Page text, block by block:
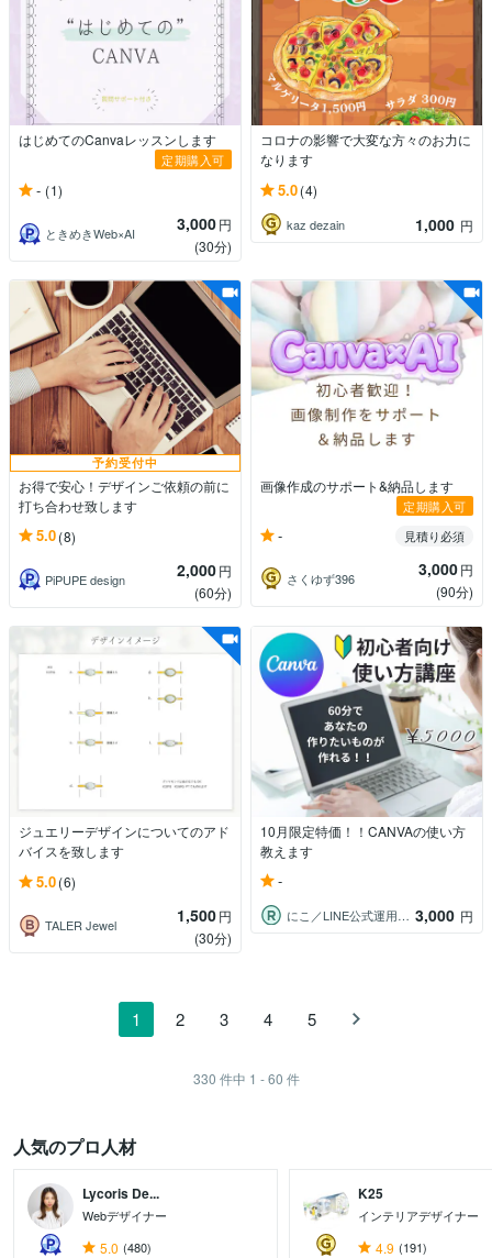
はじめてのCanvaレッスンします
定期購入可
- (1)
ときめきWeb×AI 3,000円
(30分)
コロナの影響で大変な方々のお力に
なります
5.0(4)
kaz dezain 1,000 円
予約受付中
お得で安心！デザインご依頼の前に
打ち合わせ致します
5.0(8)
PiPUPE design 2,000円
(60分)
画像作成のサポート&納品します
定期購入可
- 見積り必須
さくゆず396 3,000円
(90分)
ジュエリーデザインについてのアド
バイスを致します
5.0(6)
TALER Jewel 1,500円
(30分)
10月限定特価！！CANVAの使い方
教えます
-
にこ／LINE公式運用サポーター 3,000 円
1 2 3 4 5
330 件中 1 - 60 件
人気のプロ人材
Lycoris De...
Webデザイナー
5.0 (480)
K25
インテリアデザイナー
4.9 (191)